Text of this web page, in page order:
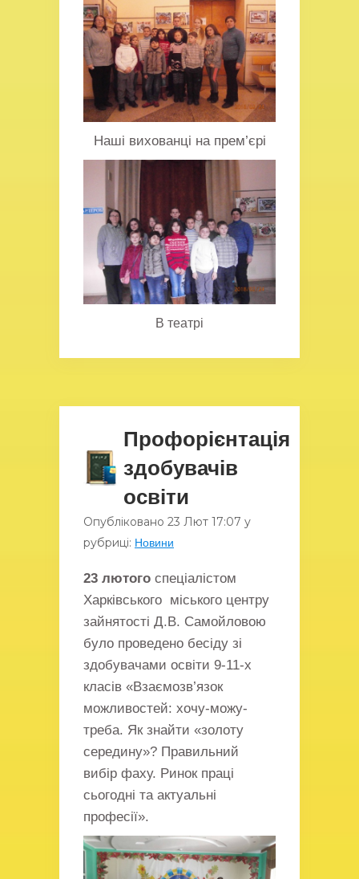
Наші вихованці на прем’єрі
В театрі
Профорієнтація
здобувачів
освіти
Опубліковано 23 Лют 17:07 у
рубриці: Новини
23 лютого спеціалістом
Харківського міського центру
зайнятості Д.В. Самойловою
було проведено бесіду зі
здобувачами освіти 9-11-х
класів «Взаємозв’язок
можливостей: хочу-можу-
треба. Як знайти «золоту
середину»? Правильний
вибір фаху. Ринок праці
сьогодні та актуальні
професії».